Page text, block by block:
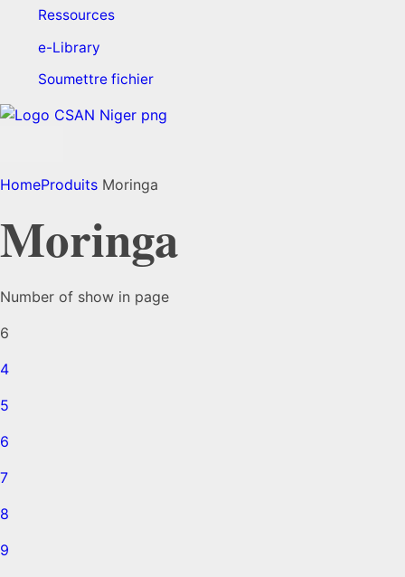
Ressources
e-Library
Soumettre fichier
HomeProduits Moringa
Moringa
Number of show in page
6
4
5
6
7
8
9